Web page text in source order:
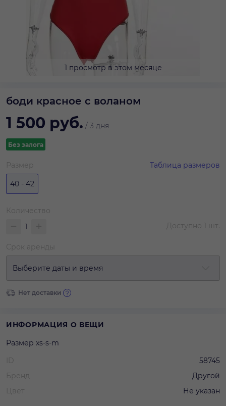
1 просмотр в этом месяце
боди красное с воланом
1 500 руб. / 3 дня
Без залога
Таблица размеров
Размер
40 - 42
Количество
Доступно 1 шт.
Срок аренды
Выберите даты и время
Нет доставки
ИНФОРМАЦИЯ О ВЕЩИ
Размер xs-s-m
ID
58745
Бренд
Другой
Цвет
Не указан